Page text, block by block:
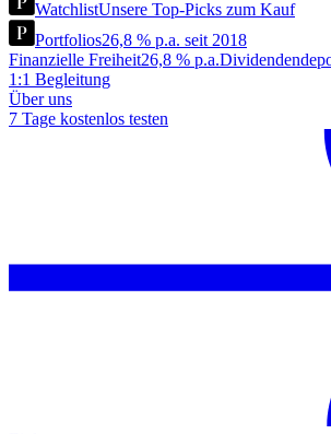
WatchlistUnsere Top-Picks zum Kauf
Portfolios26,8 % p.a. seit 2018
Finanzielle Freiheit26,8 % p.a.
1:1 Begleitung
Über uns
7 Tage kostenlos testen